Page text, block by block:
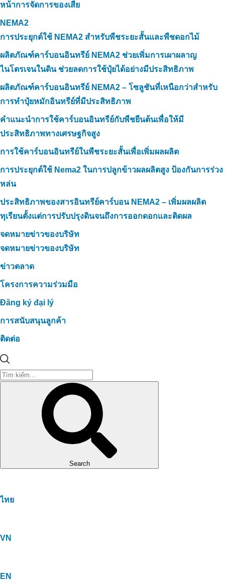
หน้าการจัดการของเสีย
NEMA2
การประยุกต์ใช้ NEMA2 สำหรับพืชระยะสั้นและพืชดอกไม้
ผลิตภัณฑ์คาร์บอนอินทรีย์ NEMA2 ช่วยเพิ่มการเผาผลาญ
ไนโตรเจนในดิน ช่วยลดการใช้ปุ๋ยได้อย่างมีประสิทธิภาพ
ผลิตภัณฑ์คาร์บอนอินทรีย์ NEMA2 – โซลูชันที่เหนือกว่าสำหรับ
การทำปุ๋ยหมักอินทรีย์ที่มีประสิทธิภาพ
คำแนะนำการใช้คาร์บอนอินทรีย์กับพืชยืนต้นเพื่อให้มี
ประสิทธิภาพทางเศรษฐกิจสูง
การใช้คาร์บอนอินทรีย์ในพืชระยะสั้นเพื่อเพิ่มผลผลิต
การประยุกต์ใช้ Nema2 ในการปลูกข้าวผลผลิตสูง ป้องกันการร่วง
หล่น
ประสิทธิภาพของสารอินทรีย์คาร์บอน NEMA2 – เพิ่มผลผลิต
ทุเรียนตั้งแต่การปรับปรุงดินจนถึงการออกดอกและติดผล
จดหมายข่าวของบริษัท
จดหมายข่าวของบริษัท
ข่าวตลาด
โครงการความร่วมมือ
Đăng ký đại lý
การสนับสนุนลูกค้า
ติดต่อ
Search
ไทย
VN
EN